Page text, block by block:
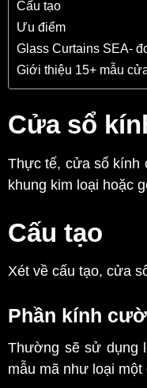
Cấu tạo
Ưu điểm
Glass Curtains SEA-
Giới thiệu 15+ mẫu
Cửa sổ
Thực tế, cửa sổ kính
khung kim loại hoặc
Cấu tạo
Xét về cấu tạo, cửa
Phần kính
Thường sẽ sử dụng
mẫu mã như loại